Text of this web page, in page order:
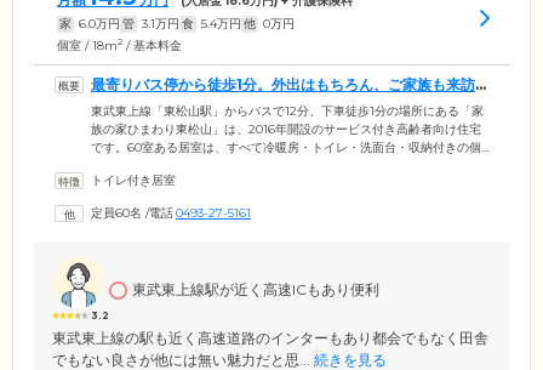
家 6.0万円 管 3.1万円 食 5.4万円 他 0万円
個室 / 18m2 / 基本料金
最寄りバス停から徒歩1分。外出はもちろん、ご家族も来訪
しやすい立地です
東武東上線「東松山駅」からバスで12分、下車徒歩1分の場所にある「家
族の家ひまわり東松山」は、2016年開設のサービス付き高齢者向け住宅
です。60室ある居室は、すべて冷暖房・トイレ・洗面台・収納付きの個
方です。ご夫婦やご友人との入居も可能ですので、ぜひご相談くださ
かな環境にある当施設。日々リラックスしながら、ゆったりとした気持
トイレ付き居室
定員60名 /電話0493-27-5161
3.2
東武東上線駅が近く高速ICもあり便利
東武東上線の駅も近く高速道路のインターもあり都会でもなく田舎
でもない良さが他には無い魅力だと思... 続きを見る